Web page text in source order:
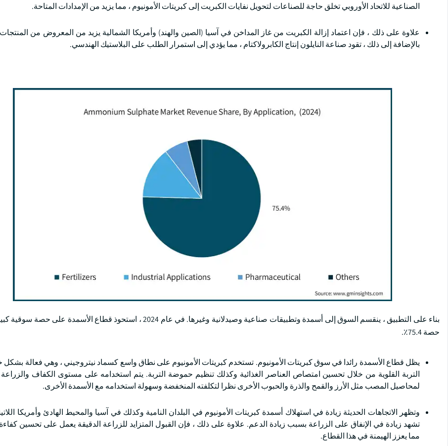
الصناعية للاتحاد الأوروبي تخلق حاجة للصناعات لتحويل نفايات الكبريت إلى كبريتات الأمونيوم ، مما يزيد من الإمدادات المتاحة.
علاوة على ذلك ، فإن اعتماد إزالة الكبريت من غاز المداخن في آسيا (الصين والهند) وأمريكا الشمالية يزيد من المعروض من المنتجات
بالإضافة إلى ذلك ، تقود صناعة النايلون إنتاج الكابرولاكتام ، مما يؤدي إلى استمرار الطلب على البلاستيك الهندسي.
بناء على التطبيق ، ينقسم السوق إلى أسمدة وتطبيقات صناعية وصيدلانية وغيرها. في عام 2024 ، استحوذ قطاع
حصة 75.4٪.
يظل قطاع الأسمدة رائدا في سوق كبريتات الأمونيوم. تستخدم كبريتات الأمونيوم على نطاق واسع كسماد نيتروجيني ، وهي فعالة
التربة القلوية من خلال تحسين امتصاص العناصر الغذائية وكذلك تنظيم حموضة التربة. يتم استخدامه على مستوى الكفاف والزراعة
لمحاصيل المصب مثل الأرز والقمح والذرة والحبوب الأخرى نظرا لتكلفته المنخفضة وسهولة استخدامه مع الأسمدة الأخرى.
وتظهر الاتجاهات الحديثة زيادة في استهلاك أسمدة كبريتات الأمونيوم في البلدان النامية وكذلك في آسيا والمحيط الهادئ وأمريكا
تشهد زيادة في الإنفاق على الزراعة بسبب زيادة الدعم. علاوة على ذلك ، فإن القبول المتزايد للزراعة الدقيقة يعمل على تحسين
مما يعزز الهيمنة في هذا القطاع.